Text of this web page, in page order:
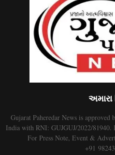
અમારા
Gujarat Paheredar News is
India with RNI: GUJGUJ/2022/
For Press Note, Event &
+91